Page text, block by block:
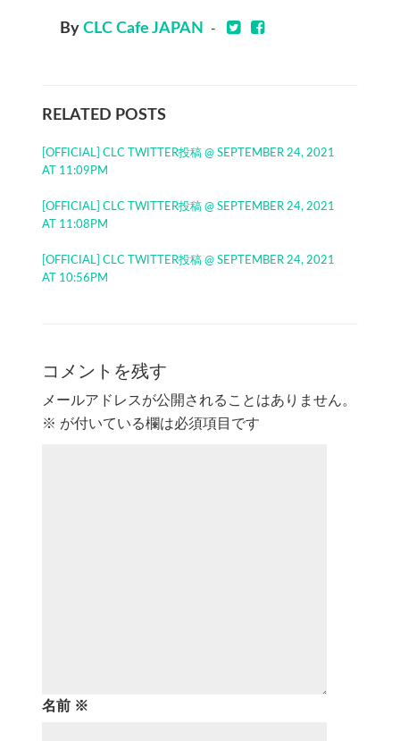
By CLC Cafe JAPAN -
RELATED POSTS
[OFFICIAL] CLC TWITTER投稿 @ SEPTEMBER 24, 2021
AT 11:09PM
[OFFICIAL] CLC TWITTER投稿 @ SEPTEMBER 24, 2021
AT 11:08PM
[OFFICIAL] CLC TWITTER投稿 @ SEPTEMBER 24, 2021
AT 10:56PM
コメントを残す
メールアドレスが公開されることはありません。
※ が付いている欄は必須項目です
名前 ※